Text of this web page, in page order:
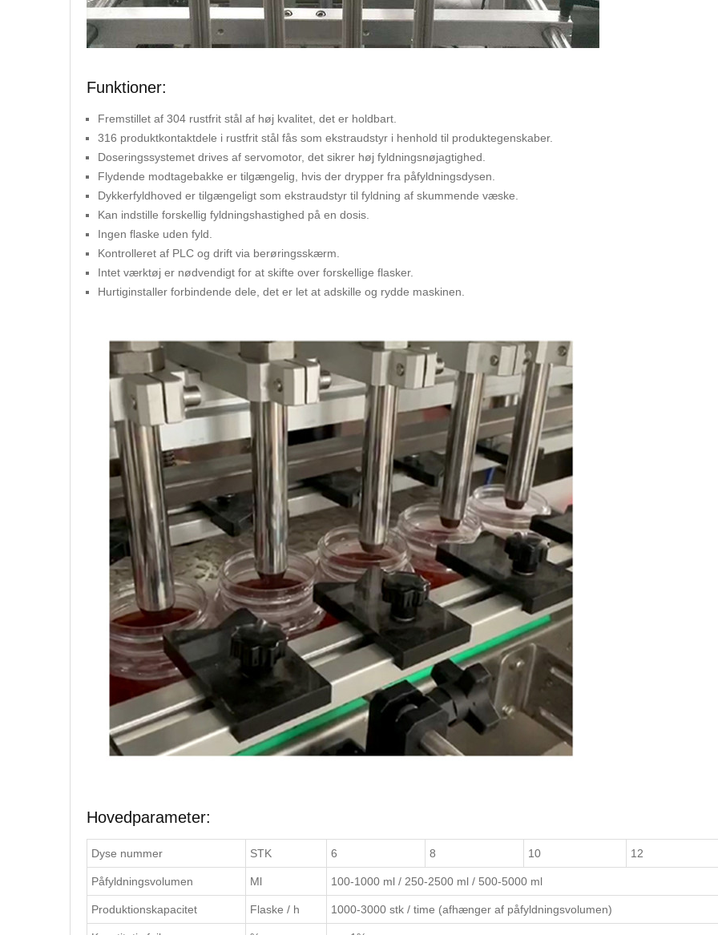
Funktioner:
Fremstillet af 304 rustfrit stål af høj kvalitet, det er holdbart.
316 produktkontaktdele i rustfrit stål fås som ekstraudstyr i henhold til produktegenskaber.
Doseringssystemet drives af servomotor, det sikrer høj fyldningsnøjagtighed.
Flydende modtagebakke er tilgængelig, hvis der drypper fra påfyldningsdysen.
Dykkerfyldhoved er tilgængeligt som ekstraudstyr til fyldning af skummende væske.
Kan indstille forskellig fyldningshastighed på en dosis.
Ingen flaske uden fyld.
Kontrolleret af PLC og drift via berøringsskærm.
Intet værktøj er nødvendigt for at skifte over forskellige flasker.
Hurtiginstaller forbindende dele, det er let at adskille og rydde maskinen.
Hovedparameter:
Dyse nummer STK 6 8 10 12
Påfyldningsvolumen Ml 100-1000 ml / 250-2500 ml / 500-5000 ml
Produktionskapacitet Flaske / h 1000-3000 stk / time (afhænger af påfyldningsvolumen)